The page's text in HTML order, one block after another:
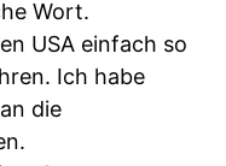
Wort.
USA einfach so
Ich habe
die